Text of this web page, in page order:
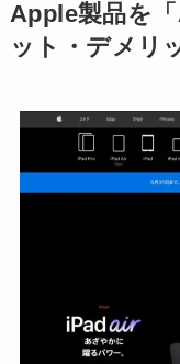
Apple製品を
ット・デメリ